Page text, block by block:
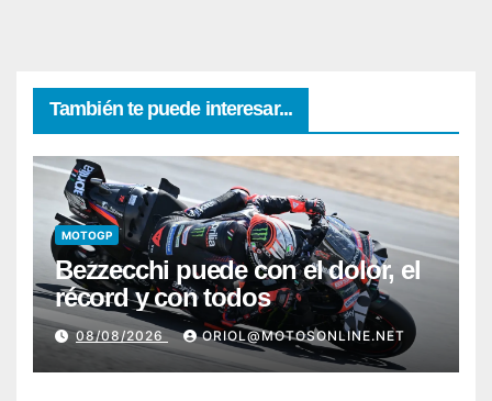
También te puede interesar...
MOTOGP
Bezzecchi puede con el dolor, el
récord y con todos
08/08/2026 ORIOL@MOTOSONLINE.NET